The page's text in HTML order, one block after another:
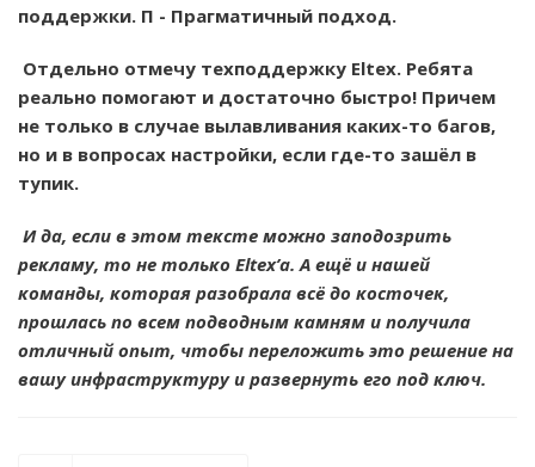
поддержки. П - Прагматичный подход.
Отдельно отмечу техподдержку Eltex. Ребята
реально помогают и достаточно быстро! Причем
не только в случае вылавливания каких-то багов,
но и в вопросах настройки, если где-то зашёл в
тупик.
И да, если в этом тексте можно заподозрить
рекламу, то не только Eltex’a. А ещё и нашей
команды, которая разобрала всё до косточек,
прошлась по всем подводным камням и получила
отличный опыт, чтобы переложить это решение на
вашу инфраструктуру и развернуть его под ключ.